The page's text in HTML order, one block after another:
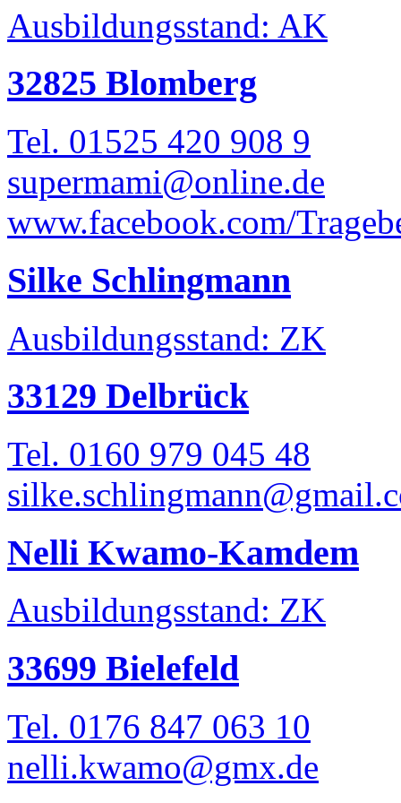
Ausbildungsstand: AK
32825 Blomberg
Tel. 01525 420 908 9
supermami@online.de
www.facebook.com/
Silke Schlingmann
Ausbildungsstand: ZK
33129 Delbrück
Tel. 0160 979 045 48
Nelli Kwamo-Kamdem
Ausbildungsstand: ZK
33699 Bielefeld
Tel. 0176 847 063 10
nelli.kwamo@gmx.de